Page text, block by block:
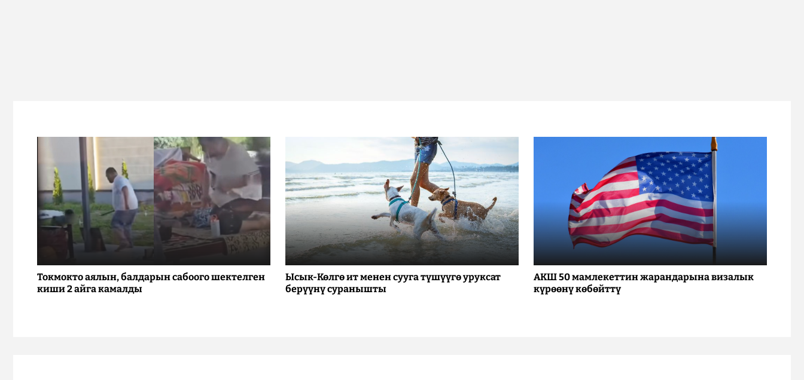
Токмокто аялын, балдарын сабоого шектелген
киши 2 айга камалды
Ысык-Көлгө ит менен сууга түшүүгө уруксат
берүүнү суранышты
АКШ 50 мамлекеттин жарандарына визалык
күрөөнү көбөйттү